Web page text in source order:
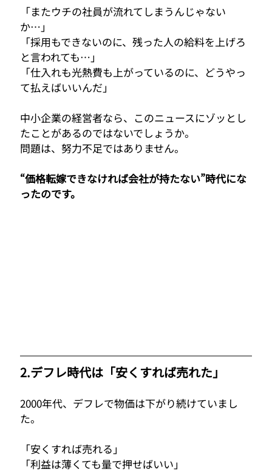
「またウチの社員が流れてしまうんじゃない
か…」
「採用もできないのに、残った人の給料を上げろ
と言われても…」
「仕入れも光熱費も上がっているのに、どうやっ
て払えばいいんだ」
中小企業の経営者なら、このニュースにゾッとし
たことがあるのではないでしょうか。
問題は、努力不足ではありません。
“価格転嫁できなければ会社が持たない”時代にな
ったのです。
2.デフレ時代は「安くすれば売れた」
2000年代、デフレで物価は下がり続けていまし
た。
「安くすれば売れる」
「利益は薄くても量で押せばいい」